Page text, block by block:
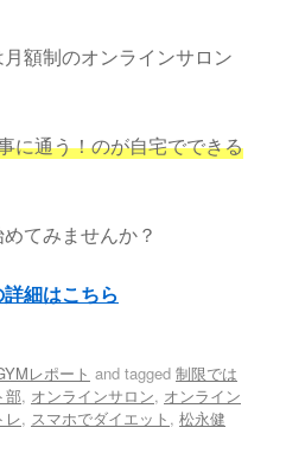
額制のオンラインサロン
に通う！のが自宅でできる
てみませんか？
細はこちら
レポート and tagged 制限では
部, オンラインサロン, オンライン
レ, スマホでダイエット , 松永健